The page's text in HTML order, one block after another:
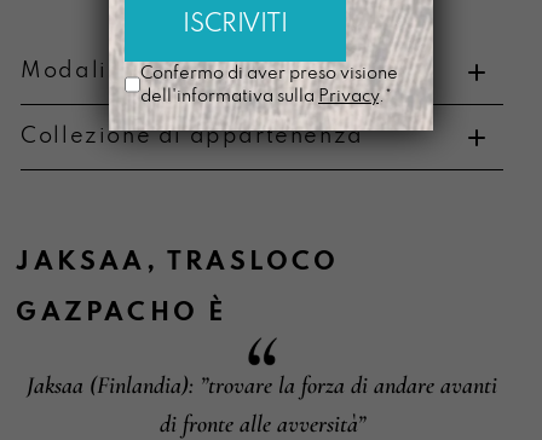
Modalità di pagamento e resi
Informazioni su cambi e resi
Collezione di appartenenza
JAKSAA ,TRASLOCO
GAZPACHO
È
Jaksaa (Finlandia): ”trovare la forza di andare avanti
di fronte alle avversità”
Confermo di aver preso visione
dell'informativa sulla Privacy.*